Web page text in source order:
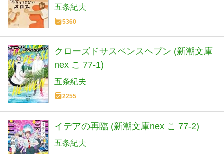
五条紀夫
5360
クローズドサスペンスヘブン (新潮文庫
nex こ 77-1)
五条紀夫
2255
イデアの再臨 (新潮文庫nex こ 77-2)
五条紀夫